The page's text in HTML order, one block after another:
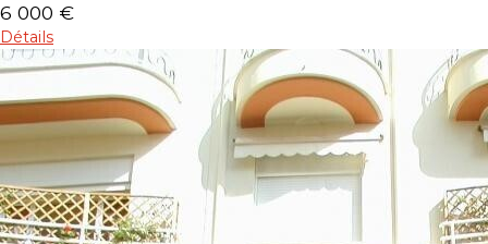
6 000 €
Détails